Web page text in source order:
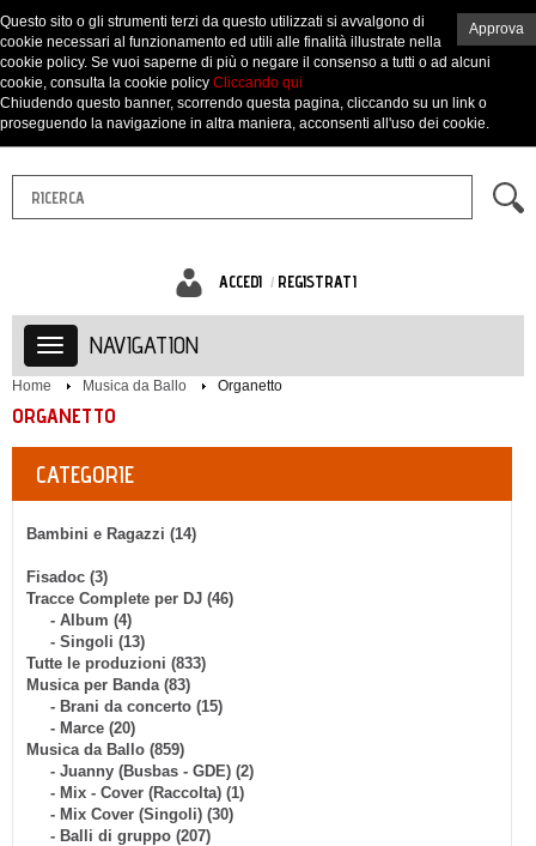
ACCEDI REGISTRATI
NAVIGATION
Home Musica da Ballo Organetto
ORGANETTO
CATEGORIE
Bambini e Ragazzi (14)
Fisadoc (3)
Tracce Complete per DJ (46)
- Album (4)
- Singoli (13)
Tutte le produzioni (833)
Musica per Banda (83)
- Brani da concerto (15)
- Marce (20)
Musica da Ballo (859)
- Juanny (Busbas - GDE) (2)
- Mix - Cover (Raccolta) (1)
- Mix Cover (Singoli) (30)
- Balli di gruppo (207)
Approva
Questo sito o gli strumenti terzi da questo utilizzati si avvalgono di
cookie necessari al funzionamento ed utili alle finalità illustrate nella
cookie policy. Se vuoi saperne di più o negare il consenso a tutti o ad alcuni
cookie, consulta la cookie policy Cliccando qui
Chiudendo questo banner, scorrendo questa pagina, cliccando su un link o
proseguendo la navigazione in altra maniera, acconsenti all'uso dei cookie.